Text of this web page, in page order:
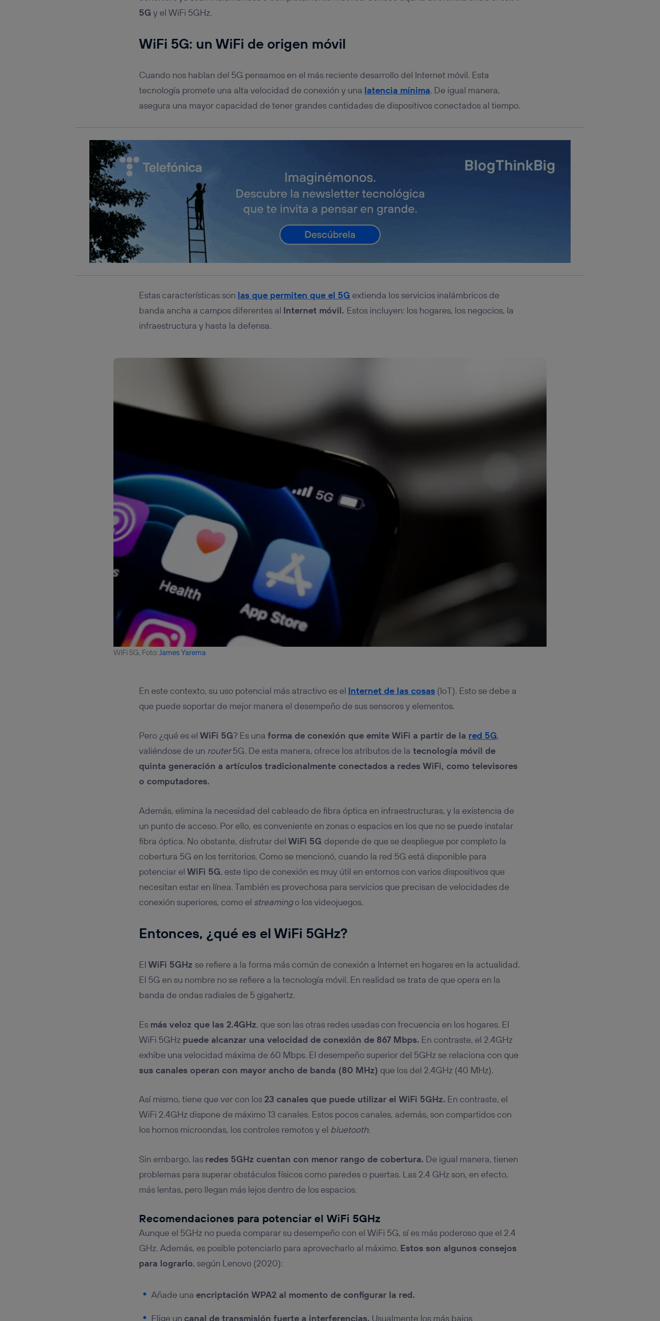
5G y el WiFi 5GHz.
WiFi 5G: un WiFi de origen móvil
Cuando nos hablan del 5G pensamos en el más reciente desarrollo del Internet móvil. Esta
tecnología promete una alta velocidad de conexión y una latencia mínima. De igual manera,
asegura una mayor capacidad de tener grandes cantidades de dispositivos conectados al tiempo.
Estas características son las que permiten que el 5G extienda los servicios inalámbricos de
banda ancha a campos diferentes al Internet móvil. Estos incluyen: los hogares, los negocios, la
infraestructura y hasta la defensa.
WiFi 5G, Foto:James Yarema
En este contexto, su uso potencial más atractivo es el Internet de las cosas(IoT). Esto se debe a
que puede soportar de mejor manera el desempeño de sus sensores y elementos.
Pero ¿qué es el WiFi 5G? Es una forma de conexión que emite WiFi a partir de la red 5G,
valiéndose de un router5G. De esta manera, ofrece los atributos de la tecnología móvil de
quinta generación a artículos tradicionalmente conectados a redes WiFi, como televisores
o computadores.
Además, elimina la necesidad del cableado de fibra óptica en infraestructuras, y la existencia de
un punto de acceso. Por ello, es conveniente en zonas o espacios en los que no se puede instalar
fibra óptica. No obstante, disfrutar del WiFi 5G depende de que se despliegue por completo la
cobertura 5G en los territorios. Como se mencionó, cuando la red 5G está disponible para
potenciar el WiFi 5G, este tipo de conexión es muy útil en entornos con varios dispositivos que
necesitan estar en línea. También es provechosa para servicios que precisan de velocidades de
conexión superiores, como el streamingo los videojuegos.
Entonces, ¿qué es el WiFi 5GHz?
El WiFi 5GHz se refiere a la forma más común de conexión a Internet en hogares en la actualidad.
El 5G en su nombre no se refiere a la tecnología móvil. En realidad se trata de que opera en la
banda de ondas radiales de 5 gigahertz.
Es más veloz que las 2.4GHz, que son las otras redes usadas con frecuencia en los hogares. El
WiFi 5GHz puede alcanzar una velocidad de conexión de 867 Mbps. En contraste, el 2.4GHz
exhibe una velocidad máxima de 60 Mbps. El desempeño superior del 5GHz se relaciona con que
sus canales operan con mayor ancho de banda (80 MHz) que los del 2.4GHz (40 MHz).
Así mismo, tiene que ver con los 23 canales que puede utilizar el WiFi 5GHz. En contraste, el
WiFi 2.4GHz dispone de máximo 13 canales. Estos pocos canales, además, son compartidos con
los hornos microondas, los controles remotos y el bluetooth.
Sin embargo, las redes 5GHz cuentan con menor rango de cobertura. De igual manera, tienen
problemas para superar obstáculos físicos como paredes o puertas. Las 2.4 GHz son, en efecto,
más lentas, pero llegan más lejos dentro de los espacios.
Recomendaciones para potenciar el WiFi 5GHz
Aunque el 5GHz no pueda comparar su desempeño con el WiFi 5G, sí es más poderoso que el 2.4
GHz. Además, es posible potenciarlo para aprovecharlo al máximo. Estos son algunos consejos
para lograrlo, según Lenovo (2020):
Añade unaencriptación WPA2 al momento de configurar la red.
Elige uncanal de transmisión fuerte a interferencias. Usualmente los más bajos
conecte su dispositivo y consienta el uso de la tecnología recibirá el mismo identificador.
realizará en función de las actividades de navegación de los miembros del hogar que
hayan dado su consentimiento.
únicamente en la navegación del usuario del móvil.
Puedes gestionar los consentimientos Utiq seleccionando “Administrar Utiq” en la parte
portal de privacidad de Utiq (“consenthub”)
Para más información, consulta la política de privacidad de Utiq.